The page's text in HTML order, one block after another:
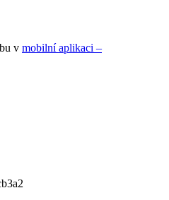
v mobilní aplikaci –